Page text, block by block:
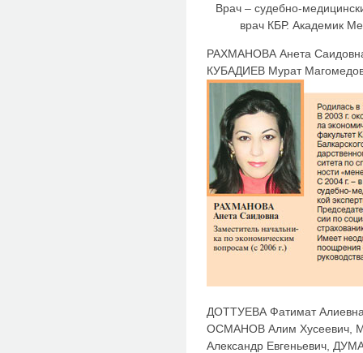
Врач – судебно-
врач КБР. Академик
РАХМАНОВА Анета
КУБАДИЕВ Мурат
ДОТТУЕВА Фатимат
ОСМАНОВ Алим Хусеевич,
Александр Евгеньевич,